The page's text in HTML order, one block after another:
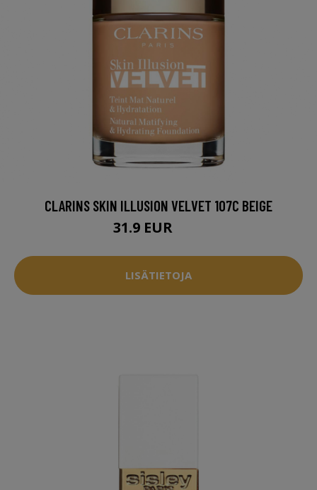
CLARINS SKIN ILLUSION VELVET 107C BEIGE
31.9 EUR
LISÄTIETOJA